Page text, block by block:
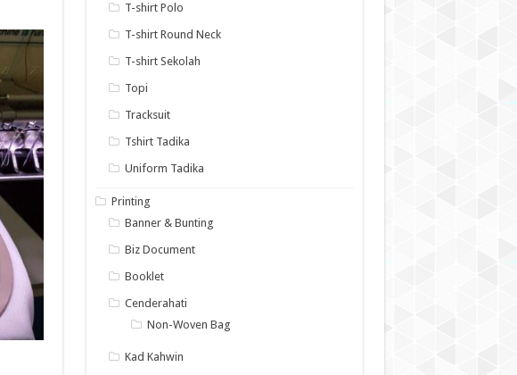
T-shirt Polo
T-shirt Round Neck
T-shirt Sekolah
Topi
Tracksuit
Tshirt Tadika
Uniform Tadika
Printing
Banner & Bunting
Biz Document
Booklet
Cenderahati
Non-Woven Bag
Kad Kahwin